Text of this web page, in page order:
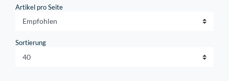
Artikel pro Seite
Sortierung